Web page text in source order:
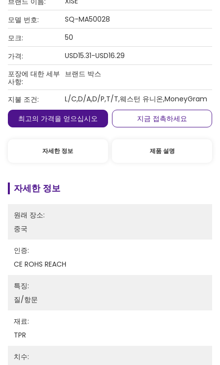
모델 번호:
SQ-MA50028
모크:
50
가격:
USD15.31-USD16.29
포장에 대한 세부
사항:
브랜드 박스
지불 조건:
L/C,D/A,D/P,T/T,웨스턴 유니온,MoneyGram
최고의 가격을 얻으십시오
지금 접촉하세요
자세한 정보 제품 설명
자세한 정보
원래 장소:
중국
인증:
CE ROHS REACH
특징:
질/항문
재료:
TPR
치수: